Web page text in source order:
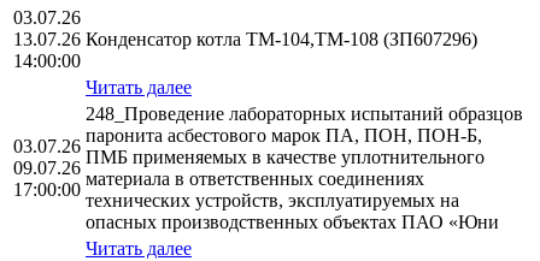
03.07.26
13.07.26
14:00:00
Конденсатор котла ТМ-104,ТМ-108 (ЗП607296)
Читать далее
03.07.26
09.07.26
17:00:00
248_Проведение лабораторных испытаний образцов
паронита аcбестового марок ПА, ПОН, ПОН-Б,
ПМБ применяемых в качестве уплотнительного
материала в ответственных соединениях
технических устройств, эксплуатируемых на
опасных производственных объектах ПАО «Юни
Читать далее